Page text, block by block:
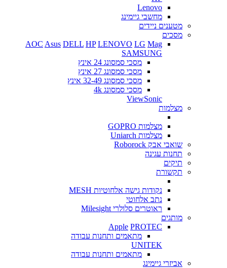
Lenovo
מחשבי גיימינג
מטענים ניידים
מסכים
AOC Asus DELL HP LENOVO LG Mag
SAMSUNG
מסכי סמסונג 24 אינץ
מסכי סמסונג 27 אינץ
מסכי סמסונג 32-49 אינץ
מסכי סמסונג 4k
ViewSonic
מצלמות
מצלמות GOPRO
מצלמות Uniarch
שואבי אבק Roborock
תחנות עגינה
תיקים
תקשורת
נקודות גישה אלחוטיות MESH
נתב אלחוטי
ראוטרים סלולרי Milesight
מותגים
Apple PROTEC
מתאמים ותחנות עבודה
UNITEK
מתאמים ותחנות עבודה
אביזרי גיימינג